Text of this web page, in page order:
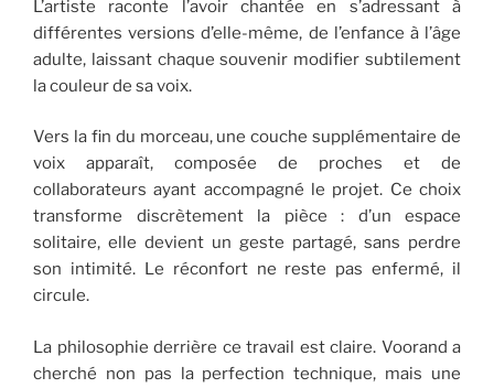
L’artiste raconte l’avoir chantée en s’adressant à
différentes versions d’elle-même, de l’enfance à l’âge
adulte, laissant chaque souvenir modifier subtilement
la couleur de sa voix.
Vers la fin du morceau, une couche supplémentaire de
voix apparaît, composée de proches et de
collaborateurs ayant accompagné le projet. Ce choix
transforme discrètement la pièce : d’un espace
solitaire, elle devient un geste partagé, sans perdre
son intimité. Le réconfort ne reste pas enfermé, il
circule.
La philosophie derrière ce travail est claire. Voorand a
cherché non pas la perfection technique, mais une